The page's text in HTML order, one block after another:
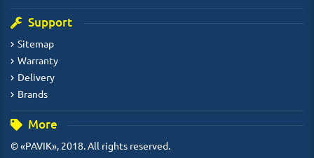
Support
Sitemap
Warranty
Delivery
Brands
More
© «PAVIK», 2018. All rights reserved.